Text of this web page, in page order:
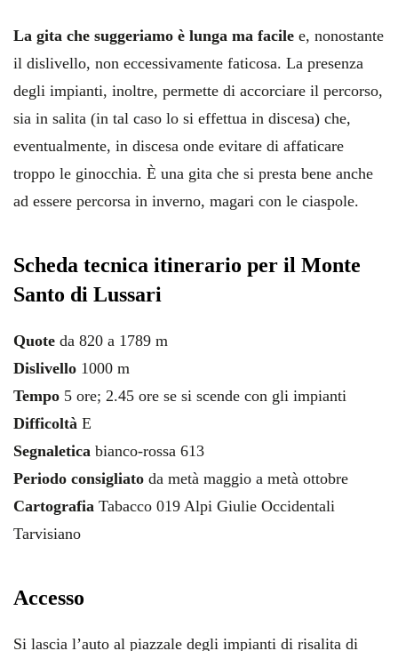
La gita che suggeriamo è lunga ma facile e, nonostante
il dislivello, non eccessivamente faticosa. La presenza
degli impianti, inoltre, permette di accorciare il percorso,
sia in salita (in tal caso lo si effettua in discesa) che,
eventualmente, in discesa onde evitare di affaticare
troppo le ginocchia. È una gita che si presta bene anche
ad essere percorsa in inverno, magari con le ciaspole.
Scheda tecnica itinerario per il Monte
Santo di Lussari
Quote da 820 a 1789 m
Dislivello 1000 m
Tempo 5 ore; 2.45 ore se si scende con gli impianti
Difficoltà E
Segnaletica bianco-rossa 613
Periodo consigliato da metà maggio a metà ottobre
Cartografia Tabacco 019 Alpi Giulie Occidentali
Tarvisiano
Accesso
Si lascia l’auto al piazzale degli impianti di risalita di